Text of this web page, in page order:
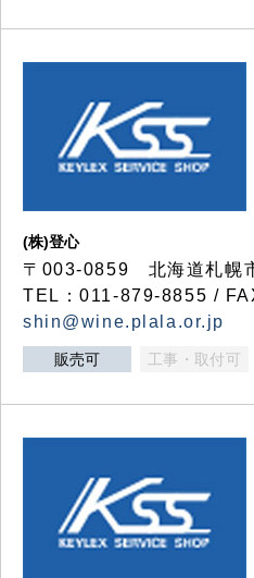
(株)登心
〒003-0859 北海道札幌
TEL：011-879-8855 /
shin@wine.plala.or.jp
販売可 工事・取付可